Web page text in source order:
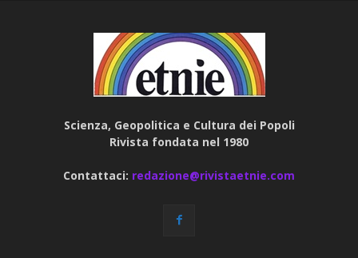
Scienza, Geopolitica e Cultura dei Popoli
Rivista fondata nel 1980
Contattaci: redazione@rivistaetnie.com